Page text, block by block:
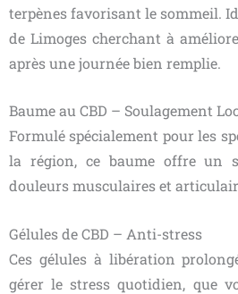
terpènes favorisant le sommeil.
de Limoges cherchant à
après une journée bien remplie.
Baume au CBD – Soulagement
Formulé spécialement pour les
la région, ce baume offre un
douleurs musculaires et
Gélules de CBD – Anti-stress
Ces gélules à libération
gérer le stress quotidien, que